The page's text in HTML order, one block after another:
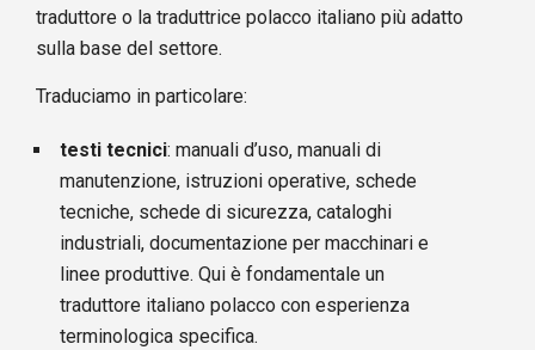
traduttore o la traduttrice polacco italiano più adatto
sulla base del settore.
Traduciamo in particolare:
testi tecnici: manuali d’uso, manuali di
manutenzione, istruzioni operative, schede
tecniche, schede di sicurezza, cataloghi
industriali, documentazione per macchinari e
linee produttive. Qui è fondamentale un
traduttore italiano polacco con esperienza
terminologica specifica.